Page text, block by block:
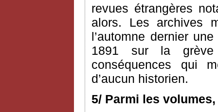
revues étrangères
alors. Les archives
l’automne dernier
1891 sur la
conséquences qui
d’aucun historien.
5/ Parmi les